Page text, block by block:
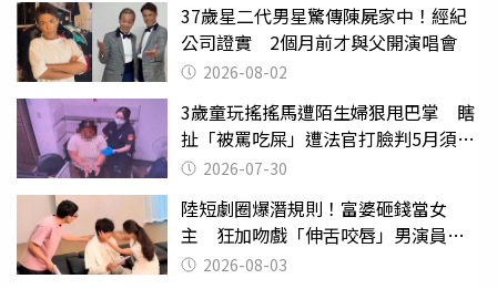
37歲星二代男星驚傳陳屍家中！經紀
公司證實 2個月前才與父開演唱會
2026-08-02
3歲童玩搖搖馬遭陌生婦狠甩巴掌 瞎
扯「被罵吃屎」遭法官打臉判5月須入
監 2026-07-30
陸短劇圈爆潛規則！富婆砸錢當女
主 狂加吻戲「伸舌咬唇」男演員崩
潰 2026-08-03